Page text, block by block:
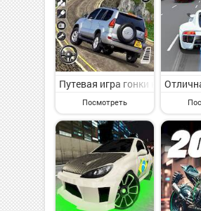
Путевая игра гонки на
Посмотреть